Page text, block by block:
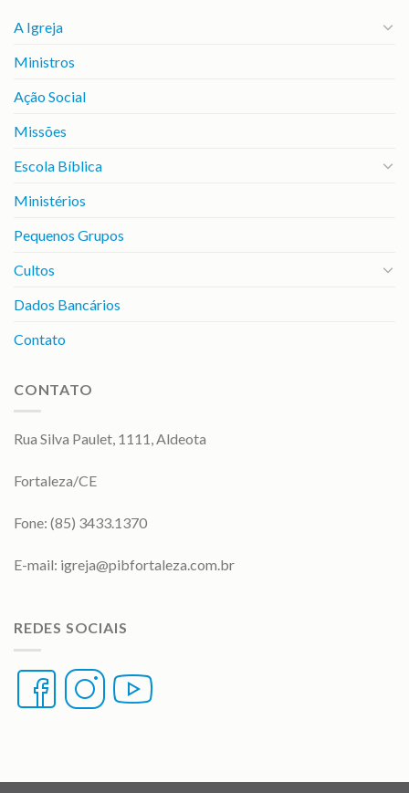
A Igreja
Ministros
Ação Social
Missões
Escola Bíblica
Ministérios
Pequenos Grupos
Cultos
Dados Bancários
Contato
CONTATO
Rua Silva Paulet, 1111, Aldeota
Fortaleza/CE
Fone: (85) 3433.1370
E-mail: igreja@pibfortaleza.com.br
REDES SOCIAIS